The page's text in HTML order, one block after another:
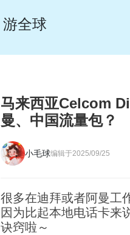
游全球
马来西亚Celcom
曼、中国流量包？
小毛球编辑于2025/09/25
很多在迪拜或者阿曼工
因为比起本地电话卡来
诀窍啦～